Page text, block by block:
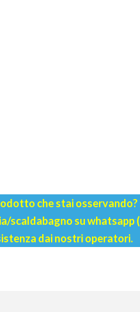
che stai osservando?
scaldabagno su whatsapp (
dai nostri operatori.